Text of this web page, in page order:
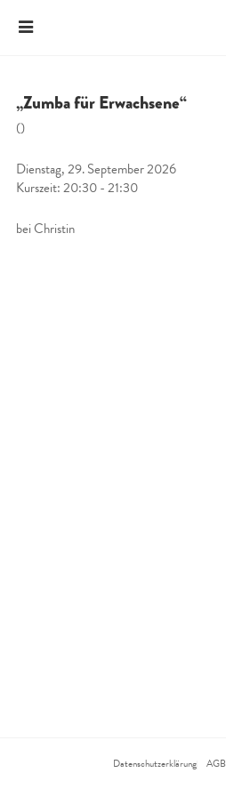
„Zumba für Erwachsene“
()
Dienstag, 29. September 2026
Kurszeit: 20:30 - 21:30
bei Christin
Datenschutzerklärung AGB